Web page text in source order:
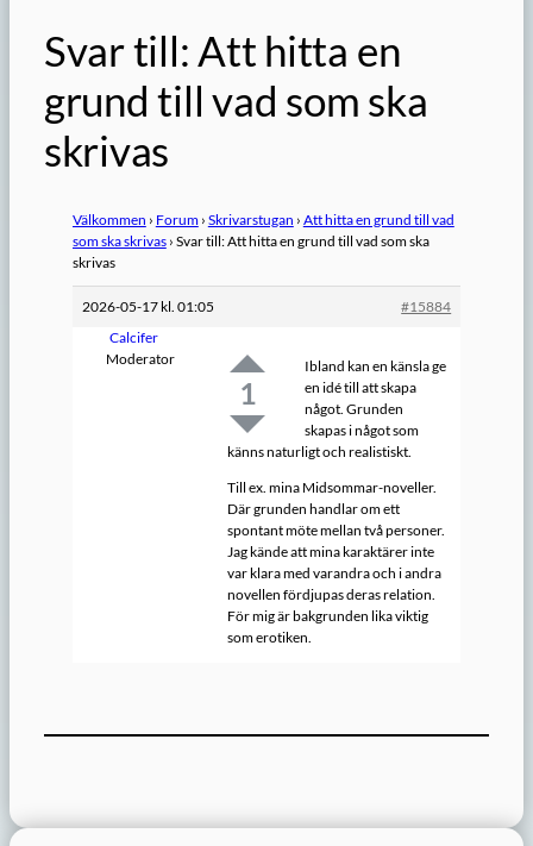
Svar till: Att hitta en
grund till vad som ska
skrivas
Välkommen › Forum › Skrivarstugan › Att hitta en grund till vad
som ska skrivas › Svar till: Att hitta en grund till vad som ska
skrivas
2026-05-17 kl. 01:05
#15884
Calcifer
Moderator
1
Ibland kan en känsla ge
en idé till att skapa
något. Grunden
skapas i något som
känns naturligt och realistiskt.
Till ex. mina Midsommar-noveller.
Där grunden handlar om ett
spontant möte mellan två personer.
Jag kände att mina karaktärer inte
var klara med varandra och i andra
novellen fördjupas deras relation.
För mig är bakgrunden lika viktig
som erotiken.